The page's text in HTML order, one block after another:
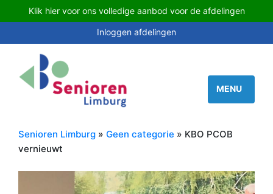
Klik hier voor ons volledige aanbod voor de afdelingen
Inloggen afdelingen
Senioren Limburg » Geen categorie » KBO PCOB
vernieuwt